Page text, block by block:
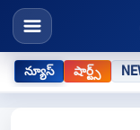
న్యూస్ షార్ట్స్